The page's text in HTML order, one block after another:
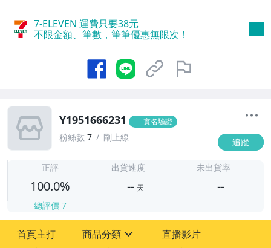
7-ELEVEN 運費只要38元
不限金額、筆數，筆筆優惠無限次！
Y1951666231 實名驗證
粉絲數 7 剛上線 追蹤
正評
100.0%
總評價 7
出貨速度
-- 天
未出貨率
--
首頁主打 商品分類 直播影片